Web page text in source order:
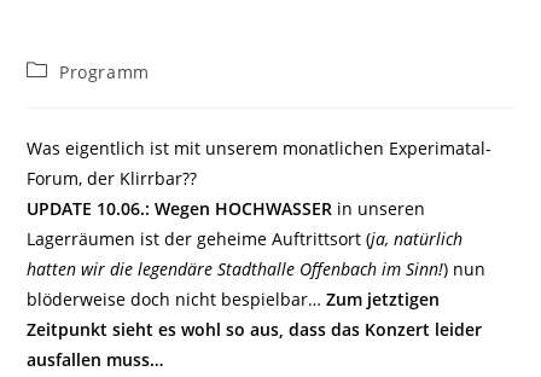
Beitrags-
Programm
Was eigentlich ist mit unserem monatlichen Experimatal-
Forum, der Klirrbar??
UPDATE 10.06.: Wegen HOCHWASSER in unseren
Lagerräumen ist der geheime Auftrittsort (ja, natürlich
hatten wir die legendäre Stadthalle Offenbach im Sinn!) nun
blöderweise doch nicht bespielbar…Zum jetztigen
Zeitpunkt sieht es wohl so aus, dass das Konzert leider
ausfallen muss…